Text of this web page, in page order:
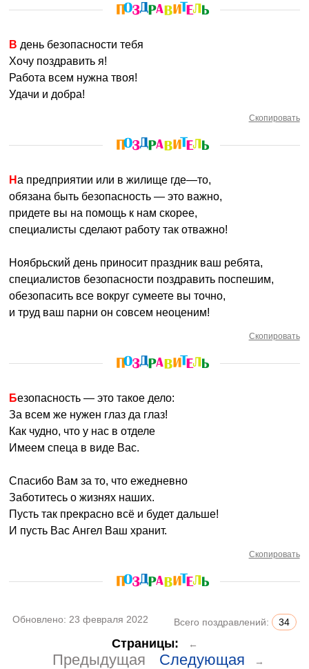
В день безопасности тебя
Хочу поздравить я!
Работа всем нужна твоя!
Удачи и добра!
Скопировать
На предприятии или в жилище где—то,
обязана быть безопасность — это важно,
придете вы на помощь к нам скорее,
специалисты сделают работу так отважно!
Ноябрьский день приносит праздник ваш ребята,
специалистов безопасности поздравить поспешим,
обезопасить все вокруг сумеете вы точно,
и труд ваш парни он совсем неоценим!
Скопировать
Безопасность — это такое дело:
За всем же нужен глаз да глаз!
Как чудно, что у нас в отделе
Имеем спеца в виде Вас.
Спасибо Вам за то, что ежедневно
Заботитесь о жизнях наших.
Пусть так прекрасно всё и будет дальше!
И пусть Вас Ангел Ваш хранит.
Скопировать
Обновлено: 23 февраля 2022 Всего поздравлений: 34
Страницы: ←
Предыдущая Следующая →